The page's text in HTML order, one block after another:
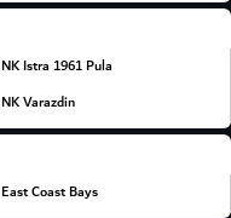
NK Istra 1961 Pula
NK Varazdin
East Coast Bays